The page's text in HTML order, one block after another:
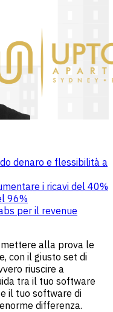
denaro e flessibilità a
i ricavi del 40%
96%
per il revenue
alla prova le
con il giusto set di
riuscire a
tra il tuo software
il tuo software di
differenza.